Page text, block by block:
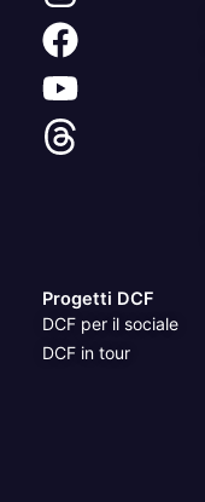
Progetti DCF
DCF per il sociale
DCF in tour